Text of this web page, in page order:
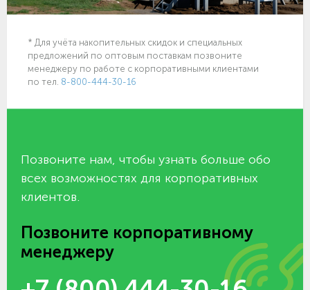
* Для учёта накопительных скидок и специальных
предложений по оптовым поставкам позвоните
менеджеру по работе с корпоративными клиентами
по тел. 8-800-444-30-16
Позвоните нам, чтобы узнать больше обо
всех возможностях для корпоративных
клиентов.
Позвоните корпоративному
менеджеру